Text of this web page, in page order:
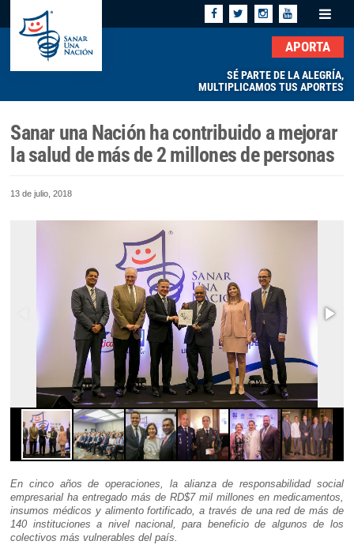
APORTA
SÉ PARTE DE LA ALEGRÍA,
MULTIPLICAMOS TUS APORTES
Sanar una Nación ha contribuido a mejorar
la salud de más de 2 millones de personas
13 de julio, 2018
En cinco años de operaciones, la alianza de responsabilidad social
empresarial ha entregado más de RD$7 mil millones en medicamentos,
insumos médicos y alimento fortificado, a través de una red de más de
140 instituciones a nivel nacional, para beneficio de algunos de los
colectivos más vulnerables del país.